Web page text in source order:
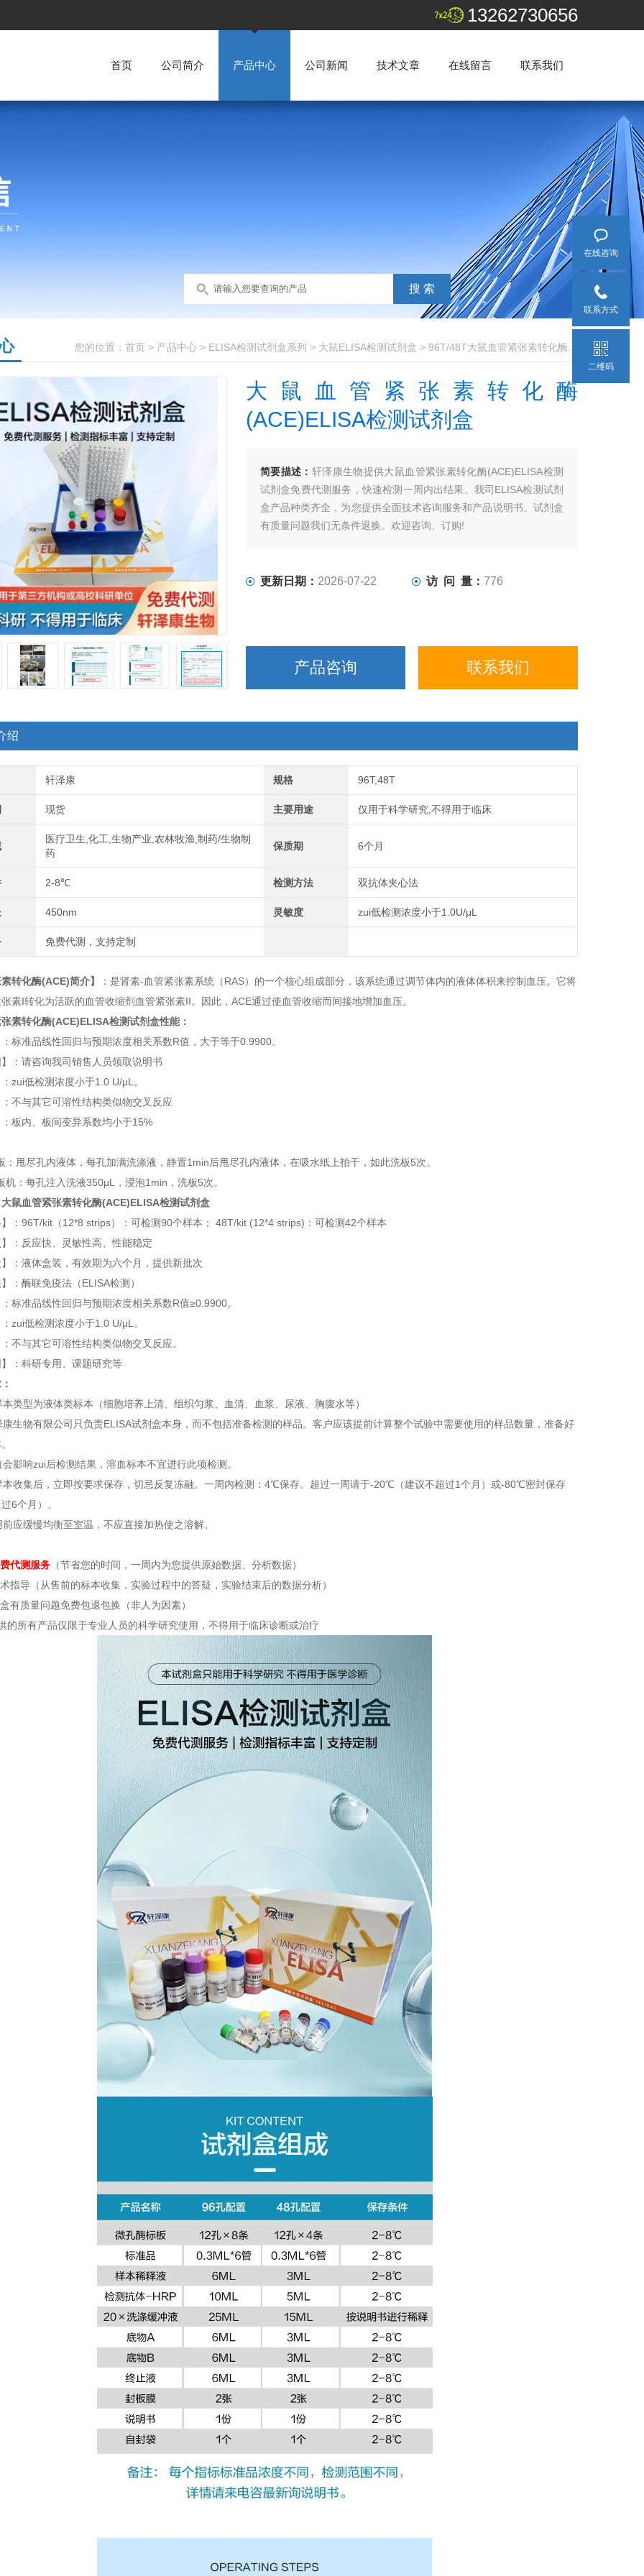
13262730656
首页 公司简介 产品中心 公司新闻 技术文章 在线留言 联系我们
您的位置： 首页 > 产品中心 > ELISA检测试剂盒系列 > 大鼠ELISA检测试剂盒 > 96T/48T大鼠血管紧张素转化酶(ACE)ELISA检测试剂盒
大鼠血管紧张素转化酶
(ACE)ELISA检测试剂盒
简要描述： 轩泽康生物提供大鼠血管紧张素转化酶(ACE)ELISA检测
试剂盒免费代测服务，快速检测一周内出结果。我司ELISA检测试剂
盒产品种类齐全，为您提供全面技术咨询服务和产品说明书。试剂盒
有质量问题我们无条件退换。欢迎咨询、订购!
更新日期： 2026-07-22 访 问 量： 776
产品咨询 联系我们
绍
轩泽康 规格 96T,48T
现货 主要用途 仅用于科学研究,不得用于临床
医疗卫生,化工,生物产业,农林牧渔,制药/生物制
药
保质期 6个月
2-8℃ 检测方法 双抗体夹心法
450nm 灵敏度 zui低检测浓度小于1.0U/μL
免费代测，支持定制
转化酶(ACE)简介】
：是肾素-血管紧张素系统（RAS）的一个核心组成部分，该系统通过调节体内的液体体积来控制血压。它将
素I转化为活跃的血管收缩剂血管紧张素II。因此，ACE通过使血管收缩而间接地增加血压。
素转化酶(ACE)ELISA检测试剂盒性能：
标准品线性回归与预期浓度相关系数R值，大于等于0.9900。
：请咨询我司销售人员领取说明书
zui低检测浓度小于1.0 U/μL。
不与其它可溶性结构类似物交叉反应
板内、板间变异系数均小于15%
甩尽孔内液体，每孔加满洗涤液，静置1min后甩尽孔内液体，在吸水纸上拍干，如此洗板5次。
：每孔注入洗液350μL，浸泡1min，洗板5次。
大鼠血管紧张素转化酶(ACE)ELISA检测试剂盒
：96T/kit（12*8 strips）：可检测90个样本； 48T/kit (12*4 strips)：可检测42个样本
：反应快、灵敏性高、性能稳定
：液体盒装，有效期为六个月，提供新批次
：酶联免疫法（ELISA检测）
标准品线性回归与预期浓度相关系数R值≥0.9900。
zui低检测浓度小于1.0 U/μL。
不与其它可溶性结构类似物交叉反应。
：科研专用、课题研究等
类型为液体类标本（细胞培养上清、组织匀浆、血清、血浆、尿液、胸腹水等）
生物有限公司只负责ELISA试剂盒本身，而不包括准备检测的样品。客户应该提前计算整个试验中需要使用的样品数量，准备好
影响zui后检测结果，溶血标本不宜进行此项检测。
本收集后，立即按要求保存，切忌反复冻融。一周内检测：4℃保存。超过一周请于-20℃（建议不超过1个月）或-80℃密封保存
6个月）。
应缓慢均衡至室温，不应直接加热使之溶解。
代测服务 （节省您的时间，一周内为您提供原始数据、分析数据）
指导（从售前的标本收集，实验过程中的答疑，实验结束后的数据分析）
有质量问题免费包退包换（非人为因素）
的所有产品仅限于专业人员的科学研究使用，不得用于临床诊断或治疗
在线咨询
联系方式
二维码